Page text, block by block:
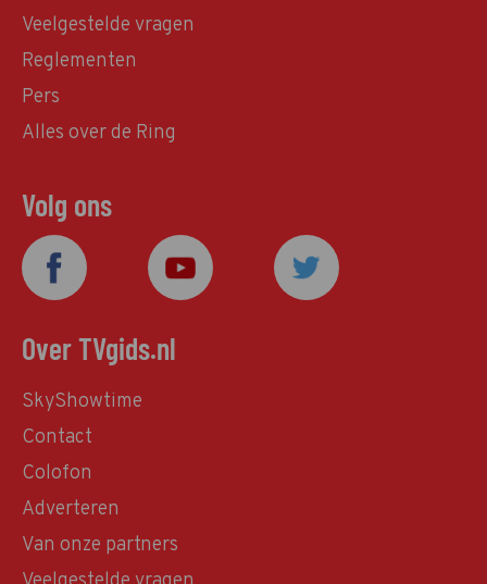
Veelgestelde vragen
Reglementen
Pers
Alles over de Ring
Volg ons
Over TVgids.nl
SkyShowtime
Contact
Colofon
Adverteren
Van onze partners